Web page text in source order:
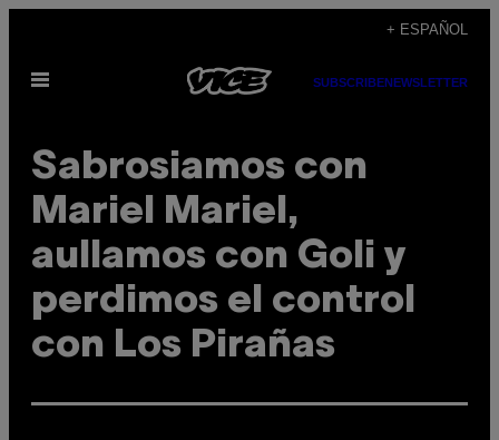
contenido
+ ESPAÑOL
Abrir
SUBSCRIBENEWSLETTER
Sabrosiamos con
Mariel Mariel,
aullamos con Goli y
perdimos el control
con Los Pirañas